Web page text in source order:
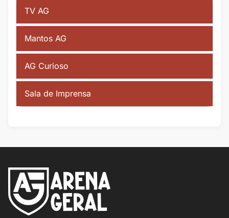
TV AG
Mantos AG
AG Curioso
Sala de Imprensa